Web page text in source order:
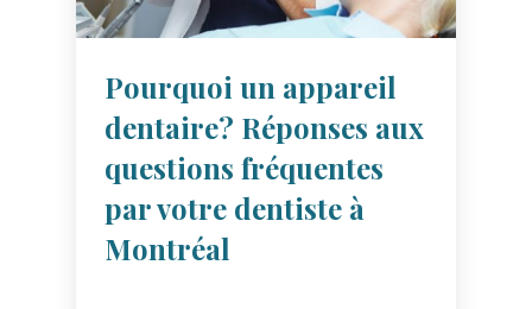
Pourquoi un appareil
dentaire? Réponses aux
questions fréquentes
par votre dentiste à
Montréal